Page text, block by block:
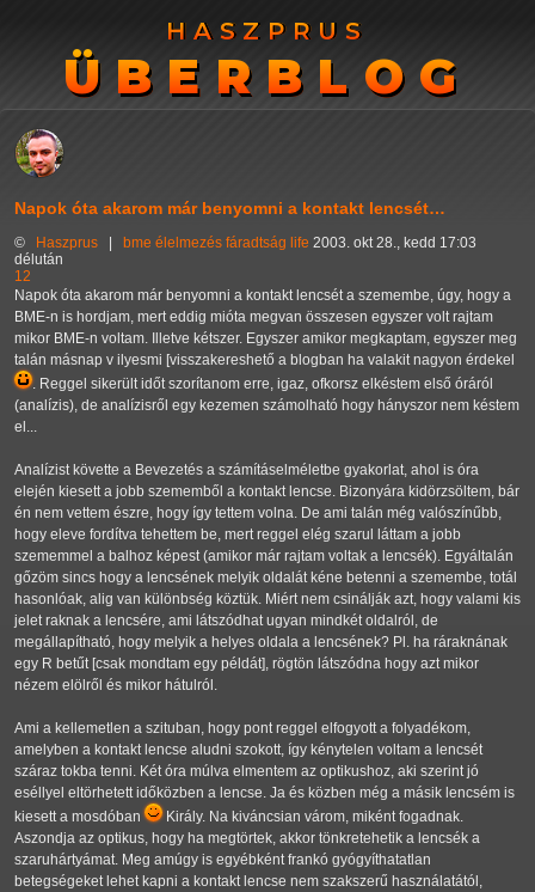
HASZPRUS
ÜBERBLOG
HASZPRUS
ÜBERBLOG
Napok óta akarom már benyomni a kontakt lencsét…
© Haszprus bme élelmezés fáradtság life 2003. okt 28., kedd 17:03
délután
12
Napok óta akarom már benyomni a kontakt lencsét a szemembe, úgy, hogy a
BME-n is hordjam, mert eddig mióta megvan összesen egyszer volt rajtam
mikor BME-n voltam. Illetve kétszer. Egyszer amikor megkaptam, egyszer meg
talán másnap v ilyesmi [visszakereshető a blogban ha valakit nagyon érdekel
. Reggel sikerült időt szorítanom erre, igaz, ofkorsz elkéstem első óráról
(analízis), de analízisről egy kezemen számolható hogy hányszor nem késtem
el...
Analízist követte a Bevezetés a számításelméletbe gyakorlat, ahol is óra
elején kiesett a jobb szememből a kontakt lencse. Bizonyára kidörzsöltem, bár
én nem vettem észre, hogy így tettem volna. De ami talán még valószínűbb,
hogy eleve fordítva tehettem be, mert reggel elég szarul láttam a jobb
szememmel a balhoz képest (amikor már rajtam voltak a lencsék). Egyáltalán
gőzöm sincs hogy a lencsének melyik oldalát kéne betenni a szemembe, totál
hasonlóak, alig van különbség köztük. Miért nem csinálják azt, hogy valami kis
jelet raknak a lencsére, ami látszódhat ugyan mindkét oldalról, de
megállapítható, hogy melyik a helyes oldala a lencsének? Pl. ha ráraknának
egy R betűt [csak mondtam egy példát], rögtön látszódna hogy azt mikor
nézem elölről és mikor hátulról.
Ami a kellemetlen a szituban, hogy pont reggel elfogyott a folyadékom,
amelyben a kontakt lencse aludni szokott, így kénytelen voltam a lencsét
száraz tokba tenni. Két óra múlva elmentem az optikushoz, aki szerint jó
eséllyel eltörhetett időközben a lencse. Ja és közben még a másik lencsém is
kiesett a mosdóban
Király. Na kiváncsian várom, miként fogadnak.
Aszondja az optikus, hogy ha megtörtek, akkor tönkretehetik a lencsék a
szaruhártyámat. Meg amúgy is egyébként frankó gyógyíthatatlan
betegségeket lehet kapni a kontakt lencse nem szakszerű használatától,